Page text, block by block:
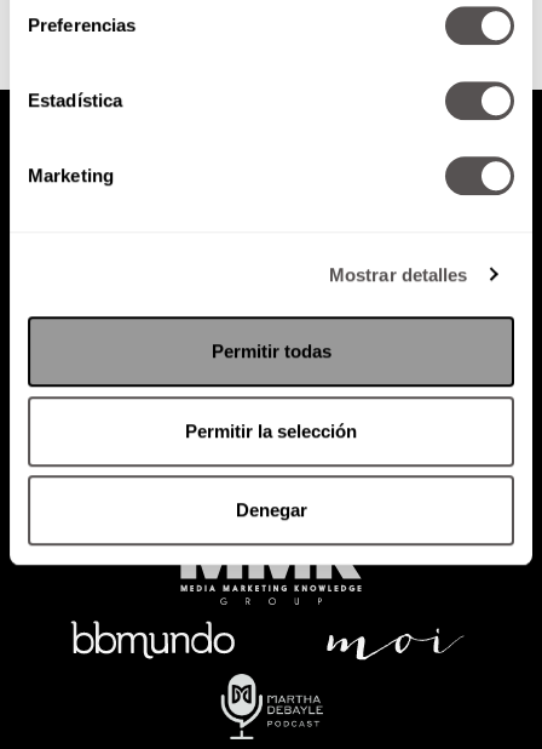
Preferencias
Estadística
Marketing
Mostrar detalles
Permitir todas
Permitir la selección
Denegar
Política de Privacidad
PODCAST RADIO MARTHA EVENTOS
SACA TU ID